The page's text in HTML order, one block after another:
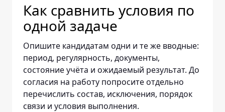
Как сравнить условия по
одной задаче
Опишите кандидатам одни и те же вводные:
период, регулярность, документы,
состояние учёта и ожидаемый результат. До
согласия на работу попросите отдельно
перечислить состав, исключения, порядок
связи и условия выполнения.